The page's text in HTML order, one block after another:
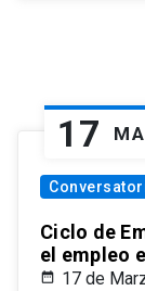
17
Ciclo de
el empleo
17 de